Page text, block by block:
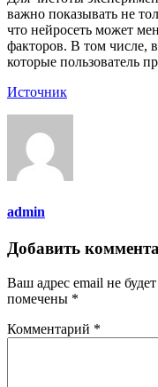
важно показывать не
что нейросеть может
факторов. В том числе,
которые пользователь
Источник
admin
Добавить
Ваш адрес email не
помечены *
Комментарий *